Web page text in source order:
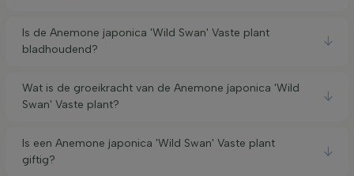
Is de Anemone japonica 'Wild Swan' Vaste plant
bladhoudend?
Wat is de groeikracht van de Anemone japonica 'Wild
Swan' Vaste plant?
Is een Anemone japonica 'Wild Swan' Vaste plant
giftig?